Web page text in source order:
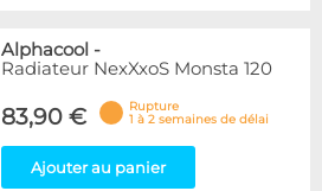
Alphacool -
Radiateur NexXxoS Monsta 120
83,90 €
Rupture
1 à 2 semaines de délai
Ajouter au panier